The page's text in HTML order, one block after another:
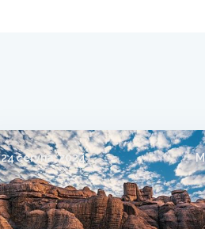
24 června, 2024